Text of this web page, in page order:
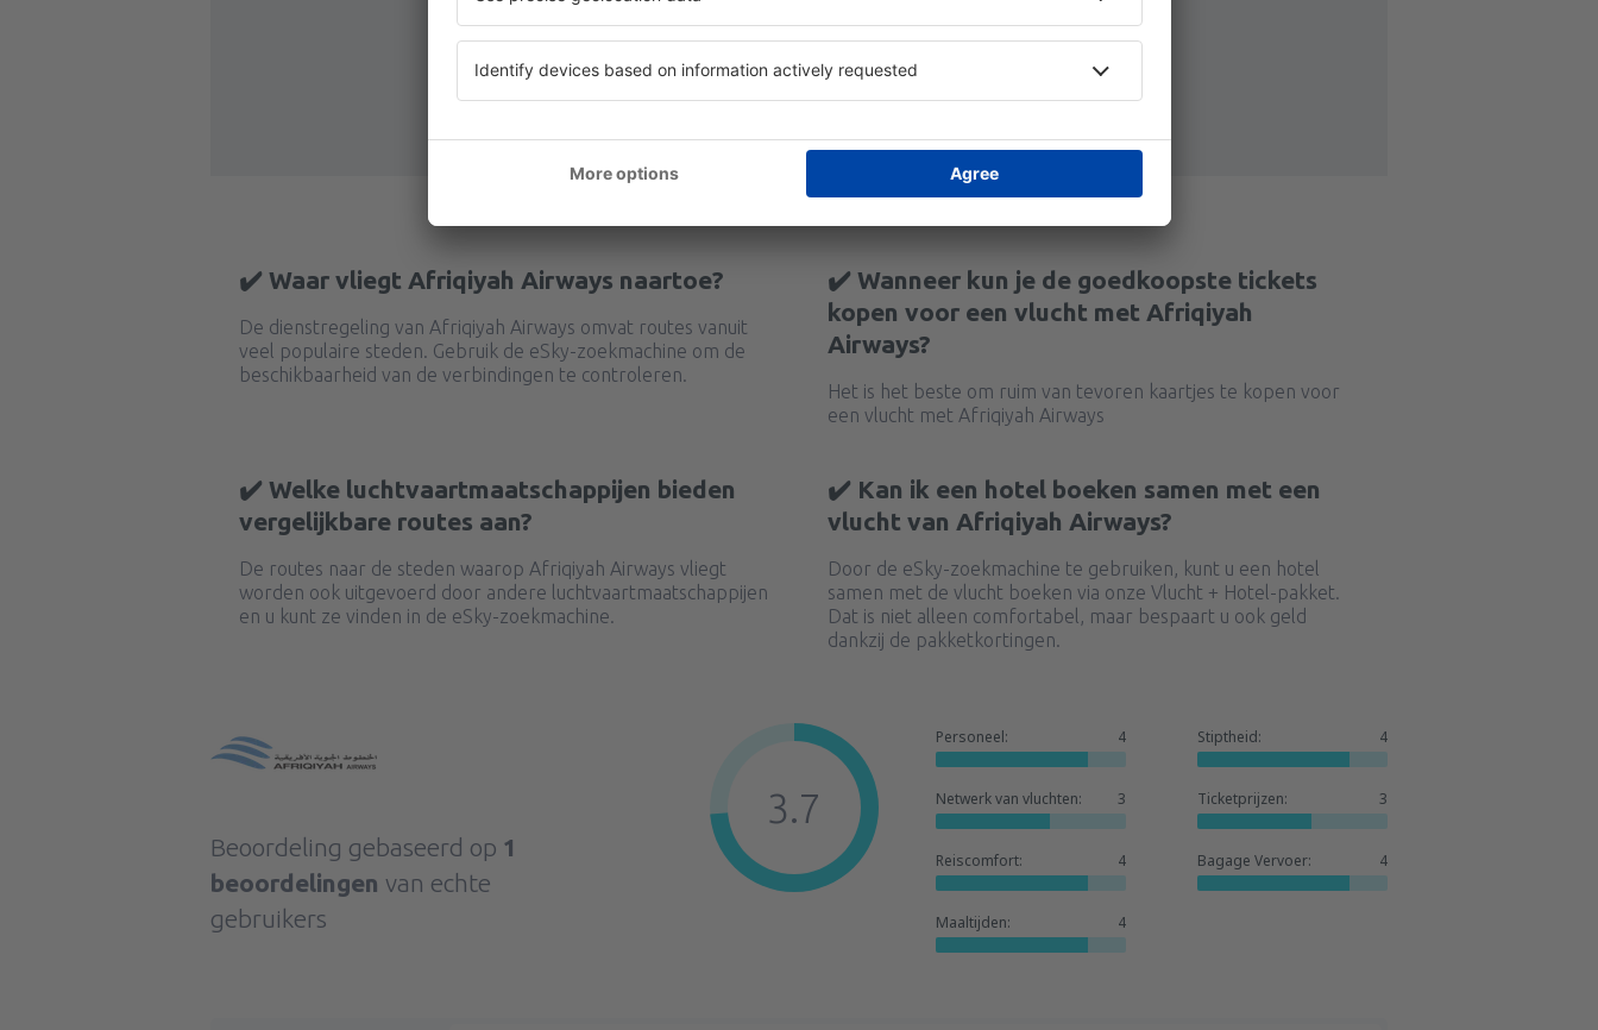
✔️ Waar vliegt Afriqiyah Airways naartoe?
De dienstregeling van Afriqiyah Airways omvat routes vanuit
veel populaire steden. Gebruik de eSky-zoekmachine om de
beschikbaarheid van de verbindingen te controleren.
✔️ Wanneer kun je de goedkoopste tickets
kopen voor een vlucht met Afriqiyah
Airways?
Het is het beste om ruim van tevoren kaartjes te kopen voor
een vlucht met Afriqiyah Airways
✔️ Welke luchtvaartmaatschappijen bieden
vergelijkbare routes aan?
De routes naar de steden waarop Afriqiyah Airways vliegt
worden ook uitgevoerd door andere luchtvaartmaatschappijen
en u kunt ze vinden in de eSky-zoekmachine.
✔️ Kan ik een hotel boeken samen met een
vlucht van Afriqiyah Airways?
Door de eSky-zoekmachine te gebruiken, kunt u een hotel
samen met de vlucht boeken via onze Vlucht + Hotel-pakket.
Dat is niet alleen comfortabel, maar bespaart u ook geld
dankzij de pakketkortingen.
Beoordeling gebaseerd op 1
beoordelingen van echte
gebruikers
Personeel: 4 Stiptheid: 4
Netwerk van vluchten: 3 Ticketprijzen: 3
Reiscomfort: 4 Bagage Vervoer: 4
Maaltijden: 4
3.7